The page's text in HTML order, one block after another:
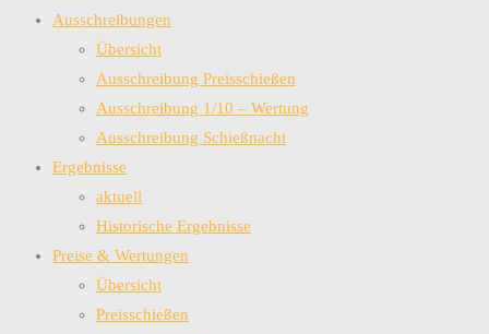
Ausschreibungen
Übersicht
Ausschreibung Preisschießen
Ausschreibung 1/10 – Wertung
Ausschreibung Schießnacht
Ergebnisse
aktuell
Historische Ergebnisse
Preise & Wertungen
Übersicht
Preisschießen